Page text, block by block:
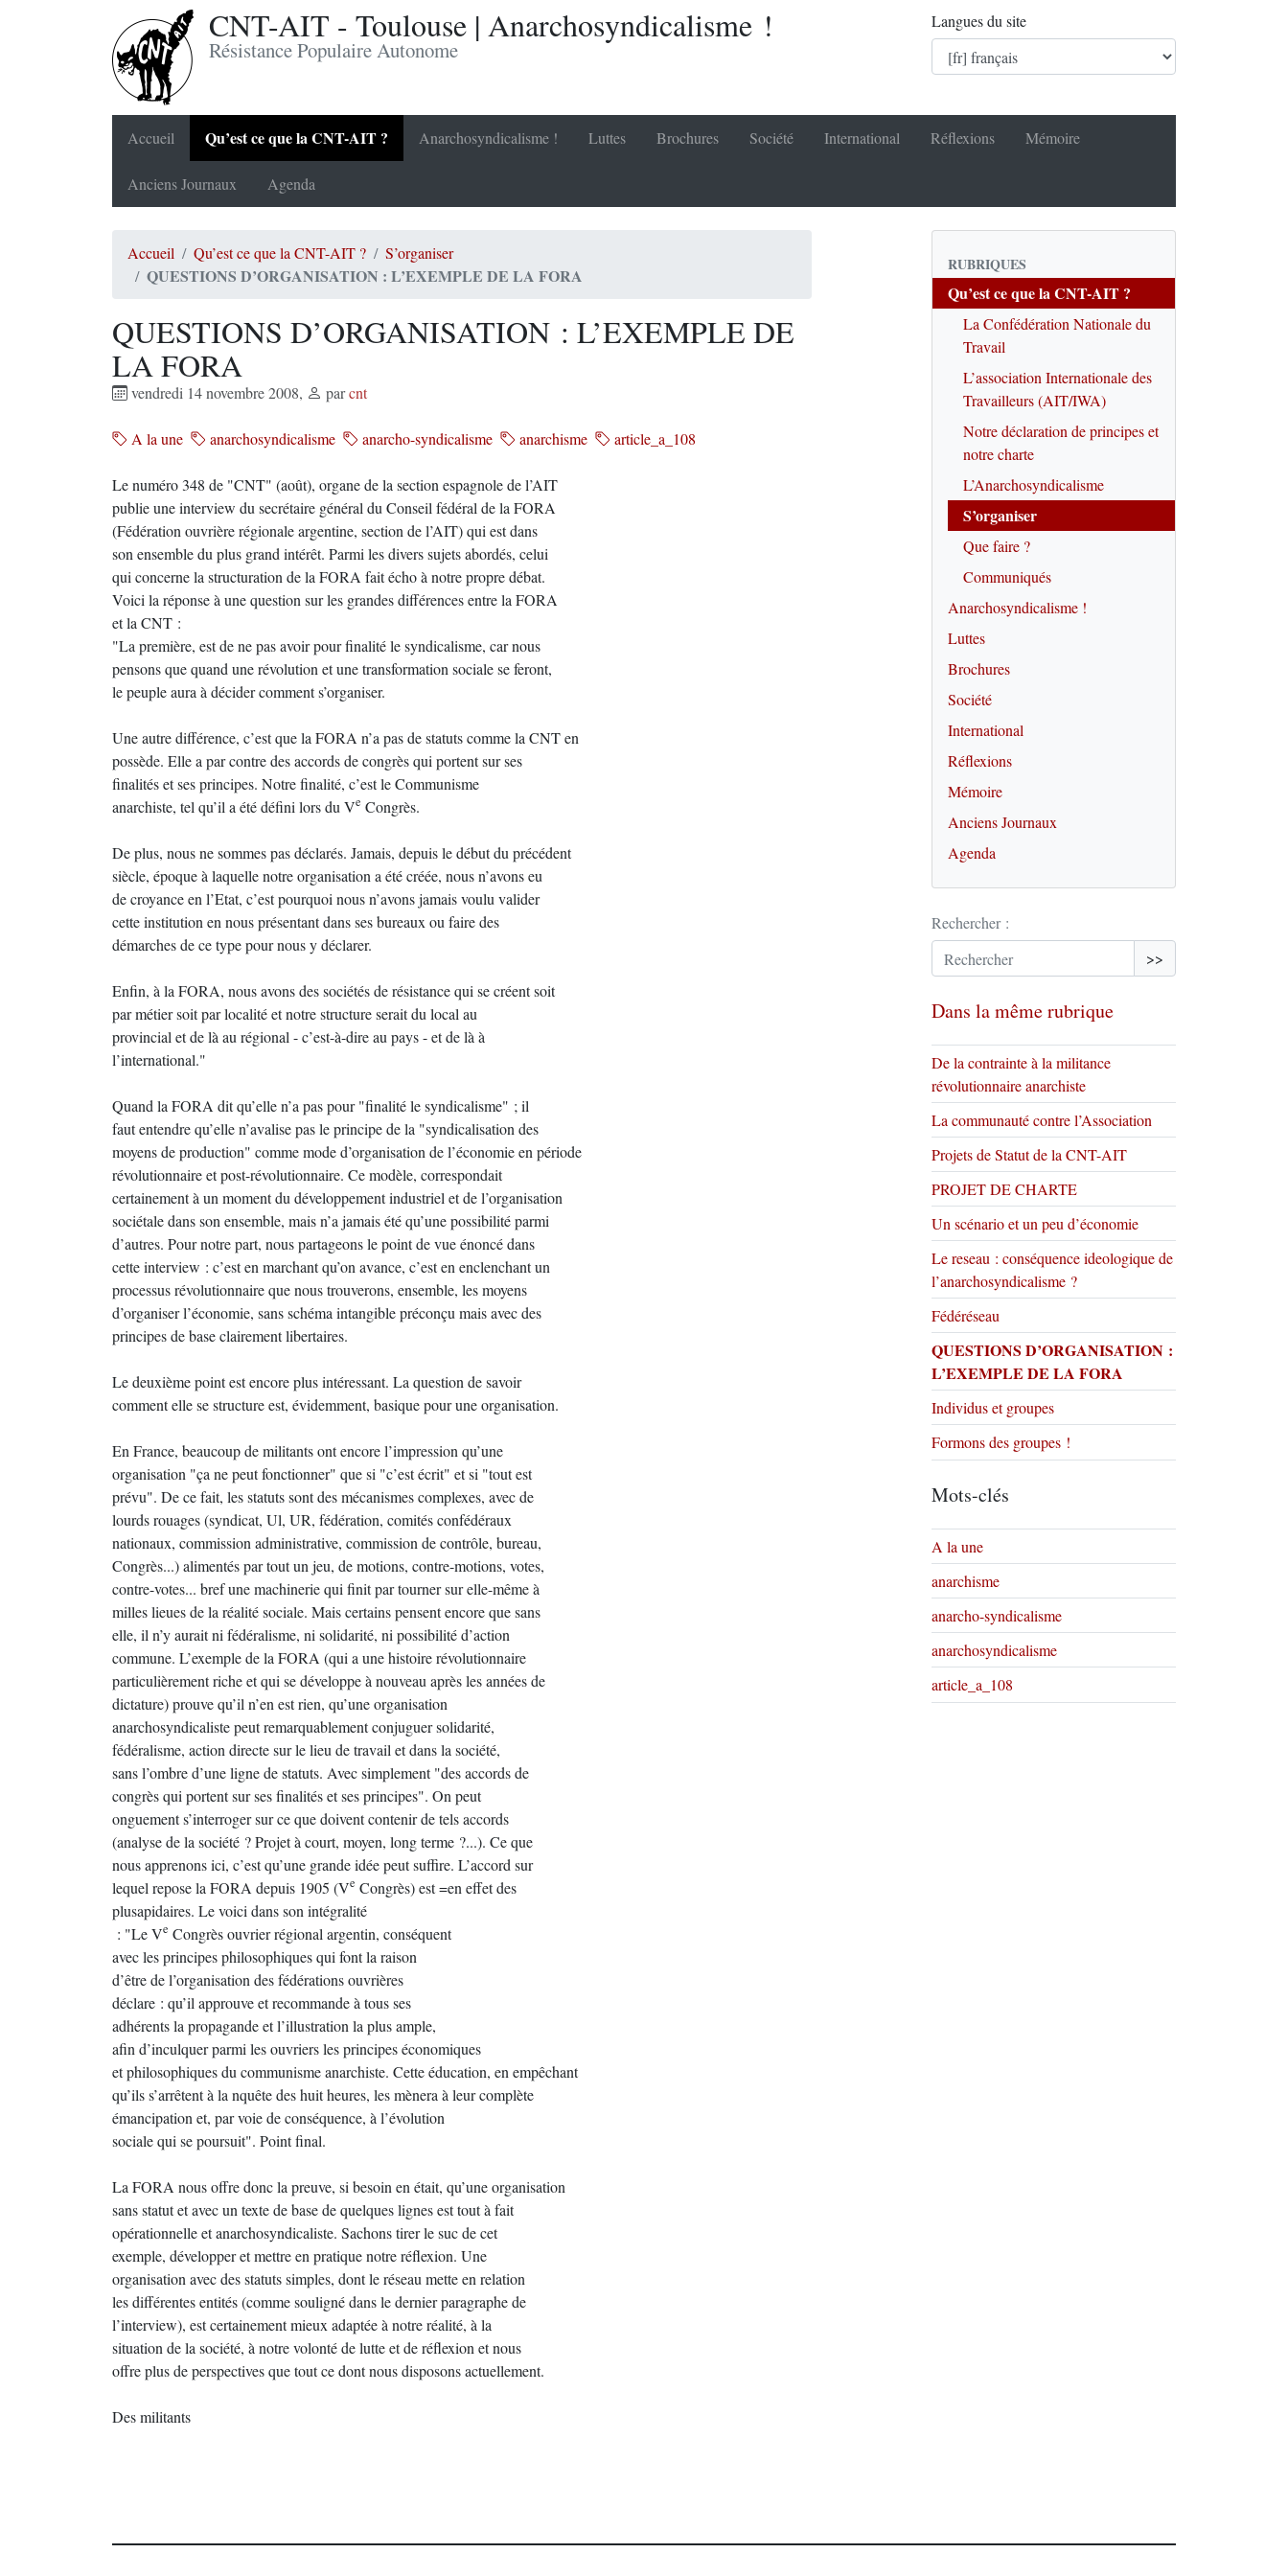
CNT-AIT - Toulouse | Anarchosyndicalisme !
Résistance Populaire Autonome
Langues du site
Accueil Qu’est ce que la CNT-AIT ? Anarchosyndicalisme ! Luttes Brochures Société International Réflexions Mémoire
Anciens Journaux Agenda
Accueil Qu’est ce que la CNT-AIT ? S’organiser
QUESTIONS D’ORGANISATION : L’EXEMPLE DE LA FORA
QUESTIONS D’ORGANISATION : L’EXEMPLE DE
LA FORA
vendredi 14 novembre 2008, parcnt
A la une anarchosyndicalisme anarcho-syndicalisme anarchisme article_a_108
Le numéro 348 de "CNT" (août), organe de la section espagnole de l’AIT
publie une interview du secrétaire général du Conseil fédéral de la FORA
(Fédération ouvrière régionale argentine, section de l’AIT) qui est dans
son ensemble du plus grand intérêt. Parmi les divers sujets abordés, celui
qui concerne la structuration de la FORA fait écho à notre propre débat.
Voici la réponse à une question sur les grandes différences entre la FORA
et la CNT :
"La première, est de ne pas avoir pour finalité le syndicalisme, car nous
pensons que quand une révolution et une transformation sociale se feront,
le peuple aura à décider comment s’organiser.
Une autre différence, c’est que la FORA n’a pas de statuts comme la CNT en
possède. Elle a par contre des accords de congrès qui portent sur ses
finalités et ses principes. Notre finalité, c’est le Communisme
anarchiste, tel qu’il a été défini lors du Ve Congrès.
De plus, nous ne sommes pas déclarés. Jamais, depuis le début du précédent
siècle, époque à laquelle notre organisation a été créée, nous n’avons eu
de croyance en l’Etat, c’est pourquoi nous n’avons jamais voulu valider
cette institution en nous présentant dans ses bureaux ou faire des
démarches de ce type pour nous y déclarer.
Enfin, à la FORA, nous avons des sociétés de résistance qui se créent soit
par métier soit par localité et notre structure serait du local au
provincial et de là au régional - c’est-à-dire au pays - et de là à
l’international."
Quand la FORA dit qu’elle n’a pas pour "finalité le syndicalisme" ; il
faut entendre qu’elle n’avalise pas le principe de la "syndicalisation des
moyens de production" comme mode d’organisation de l’économie en période
révolutionnaire et post-révolutionnaire. Ce modèle, correspondait
certainement à un moment du développement industriel et de l’organisation
sociétale dans son ensemble, mais n’a jamais été qu’une possibilité parmi
d’autres. Pour notre part, nous partageons le point de vue énoncé dans
cette interview : c’est en marchant qu’on avance, c’est en enclenchant un
processus révolutionnaire que nous trouverons, ensemble, les moyens
d’organiser l’économie, sans schéma intangible préconçu mais avec des
principes de base clairement libertaires.
Le deuxième point est encore plus intéressant. La question de savoir
comment elle se structure est, évidemment, basique pour une organisation.
En France, beaucoup de militants ont encore l’impression qu’une
organisation "ça ne peut fonctionner" que si "c’est écrit" et si "tout est
prévu". De ce fait, les statuts sont des mécanismes complexes, avec de
lourds rouages (syndicat, Ul, UR, fédération, comités confédéraux
nationaux, commission administrative, commission de contrôle, bureau,
Congrès...) alimentés par tout un jeu, de motions, contre-motions, votes,
contre-votes... bref une machinerie qui finit par tourner sur elle-même à
milles lieues de la réalité sociale. Mais certains pensent encore que sans
elle, il n’y aurait ni fédéralisme, ni solidarité, ni possibilité d’action
commune. L’exemple de la FORA (qui a une histoire révolutionnaire
particulièrement riche et qui se développe à nouveau après les années de
dictature) prouve qu’il n’en est rien, qu’une organisation
anarchosyndicaliste peut remarquablement conjuguer solidarité,
fédéralisme, action directe sur le lieu de travail et dans la société,
sans l’ombre d’une ligne de statuts. Avec simplement "des accords de
congrès qui portent sur ses finalités et ses principes". On peut
onguement s’interroger sur ce que doivent contenir de tels accords
(analyse de la société ? Projet à court, moyen, long terme ?...). Ce que
nous apprenons ici, c’est qu’une grande idée peut suffire. L’accord sur
lequel repose la FORA depuis 1905 (Ve Congrès) est =en effet des
plusapidaires. Le voici dans son intégralité
: "Le Ve Congrès ouvrier régional argentin, conséquent
avec les principes philosophiques qui font la raison
d’être de l’organisation des fédérations ouvrières
déclare : qu’il approuve et recommande à tous ses
adhérents la propagande et l’illustration la plus ample,
afin d’inculquer parmi les ouvriers les principes économiques
et philosophiques du communisme anarchiste. Cette éducation, en empêchant
qu’ils s’arrêtent à la nquête des huit heures, les mènera à leur complète
émancipation et, par voie de conséquence, à l’évolution
sociale qui se poursuit". Point final.
La FORA nous offre donc la preuve, si besoin en était, qu’une organisation
sans statut et avec un texte de base de quelques lignes est tout à fait
opérationnelle et anarchosyndicaliste. Sachons tirer le suc de cet
exemple, développer et mettre en pratique notre réflexion. Une
organisation avec des statuts simples, dont le réseau mette en relation
les différentes entités (comme souligné dans le dernier paragraphe de
l’interview), est certainement mieux adaptée à notre réalité, à la
situation de la société, à notre volonté de lutte et de réflexion et nous
offre plus de perspectives que tout ce dont nous disposons actuellement.
Des militants
RUBRIQUES
Qu’est ce que la CNT-AIT ?
La Confédération Nationale du
Travail
L’association Internationale des
Travailleurs (AIT/IWA)
Notre déclaration de principes et
notre charte
L’Anarchosyndicalisme
S’organiser
Que faire ?
Communiqués
Anarchosyndicalisme !
Luttes
Brochures
Société
International
Réflexions
Mémoire
Anciens Journaux
Agenda
Rechercher :
>>
Dans la même rubrique
De la contrainte à la militance
révolutionnaire anarchiste
La communauté contre l’Association
Projets de Statut de la CNT-AIT
PROJET DE CHARTE
Un scénario et un peu d’économie
Le reseau : conséquence ideologique de
l’anarchosyndicalisme ?
Fédéréseau
QUESTIONS D’ORGANISATION :
L’EXEMPLE DE LA FORA
Individus et groupes
Formons des groupes !
Mots-clés
A la une
anarchisme
anarcho-syndicalisme
anarchosyndicalisme
article_a_108